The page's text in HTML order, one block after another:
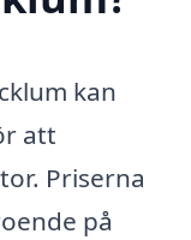
kan
att
Priserna
på